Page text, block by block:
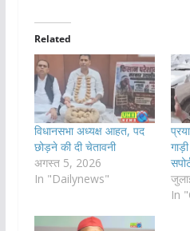
Related
विधानसभा अध्यक्ष आहत, पद
छोड़ने की दी चेतावनी
अगस्त 5, 2026
In "Dailynews"
In